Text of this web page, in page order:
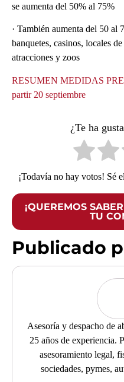
se aumenta del 50% al 75%
· También aumenta del 50 al
banquetes, casinos, locales
atracciones y zoos
RESUMEN MEDIDAS
partir 20 septiembre
¿Te ha
¡Todavía no hay votos! Sé
¡QUEREMOS
TU
Publicado
Asesoría y despacho de
25 años de experiencia.
asesoramiento legal,
sociedades, pymes,